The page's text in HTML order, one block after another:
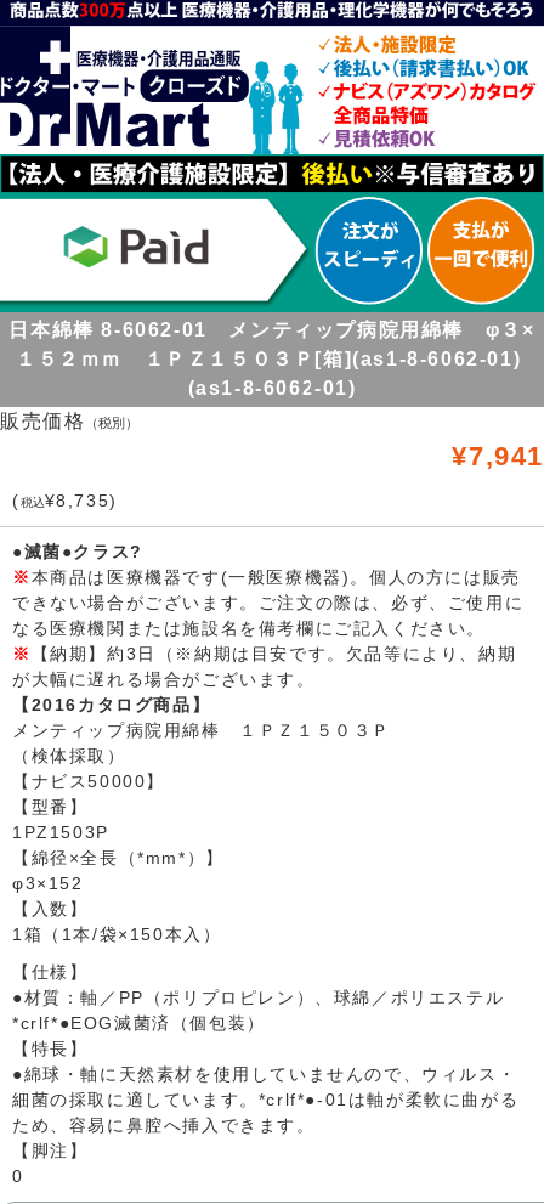
日本綿棒 8-6062-01 メンティップ病院用綿棒 φ３×
１５２ｍｍ １ＰＺ１５０３Ｐ[箱](as1-8-6062-01)
(as1-8-6062-01)
販売価格
（税別）
¥7,941
(税込¥8,735)
●滅菌●クラス?
※本商品は医療機器です(一般医療機器)。個人の方には販売
できない場合がございます。ご注文の際は、必ず、ご使用に
なる医療機関または施設名を備考欄にご記入ください。
※
【納期】約3日（※納期は目安です。欠品等により、納期
が大幅に遅れる場合がございます。
【2016カタログ商品】
メンティップ病院用綿棒 １ＰＺ１５０３Ｐ
（検体採取）
【ナビス50000】
【型番】
1PZ1503P
【綿径×全長（*mm*）】
φ3×152
【入数】
1箱（1本/袋×150本入）
【仕様】
●材質：軸／PP（ポリプロピレン）、球綿／ポリエステル
*crlf*●EOG滅菌済（個包装）
【特長】
●綿球・軸に天然素材を使用していませんので、ウィルス・
細菌の採取に適しています。*crlf*●-01は軸が柔軟に曲がる
ため、容易に鼻腔へ挿入できます。
【脚注】
0